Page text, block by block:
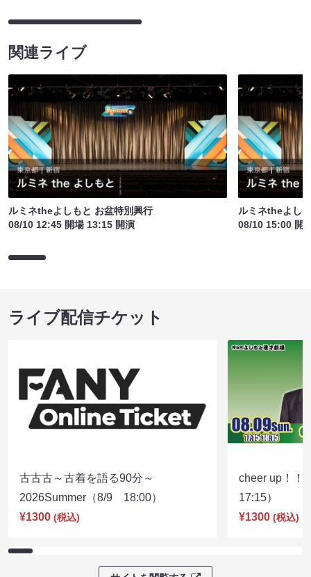
関連ライブ
ルミネtheよしもと お盆特別興行
08/10 12:45 開場 13:15 開演
ルミネtheよし
08/10 15:00 開
ライブ配信チケット
古古古～古着を語る90分～
2026Summer（8/9 18:00）
¥1300 (税込)
cheer up！
17:15）
¥1300 (税込)